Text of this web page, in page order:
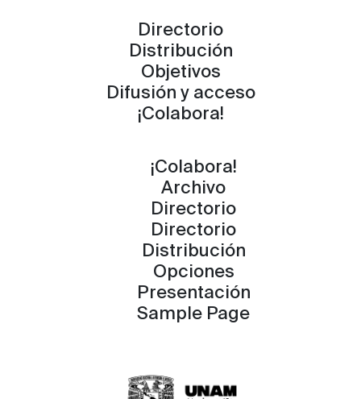
Directorio
Distribución
Objetivos
Difusión y acceso
¡Colabora!
¡Colabora!
Archivo
Directorio
Directorio
Distribución
Opciones
Presentación
Sample Page